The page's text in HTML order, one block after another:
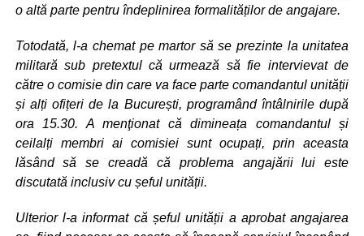
o altă parte pentru îndeplinirea formalităților de angajare.
Totodată, l-a chemat pe martor să se prezinte la unitatea
militară sub pretextul că urmează să fie intervievat de
către o comisie din care va face parte comandantul unității
și alți ofițeri de la București, programând întâlnirile după
ora 15.30. A menţionat că dimineața comandantul și
ceilalți membri ai comisiei sunt ocupați, prin aceasta
lăsând să se creadă că problema angajării lui este
discutată inclusiv cu șeful unității.
Ulterior l-a informat că șeful unității a aprobat angajarea